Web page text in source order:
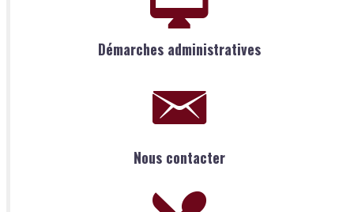
Démarches administratives
Nous contacter